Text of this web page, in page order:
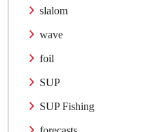
slalom
wave
foil
SUP
SUP Fishing